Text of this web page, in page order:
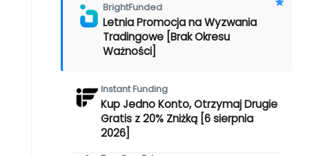
BrightFunded
Letnia Promocja na Wyzwania
Tradingowe [Brak Okresu
Ważności]
Instant Funding
Kup Jedno Konto, Otrzymaj Drugie
Gratis z 20% Zniżką [6 sierpnia
2026]